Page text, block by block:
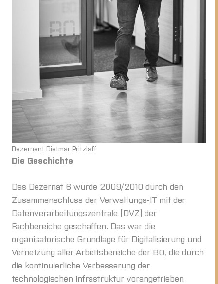
Dezernent Dietmar Pritzlaff
Die Geschichte
Das Dezernat 6 wurde 2009/2010 durch den
Zusammenschluss der Verwaltungs-IT mit der
Datenverarbeitungszentrale (DVZ) der
Fachbereiche geschaffen. Das war die
organisatorische Grundlage für Digitalisierung und
Vernetzung aller Arbeitsbereiche der BO, die durch
die kontinuierliche Verbesserung der
technologischen Infrastruktur vorangetrieben